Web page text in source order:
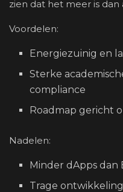
zien dat het meer is dan
Voordelen:
Energiezuinig en
Sterke
compliance
Roadmap gericht
Nadelen:
Minder dApps dan
Trage